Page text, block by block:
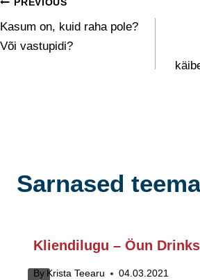
Navigeerimine
PREVIOUS
Kasum on, kuid raha pole?
Või vastupidi?
Sarnased
Kliendilugu – Öun Drinks
By Krista Teearu 04.03.2021